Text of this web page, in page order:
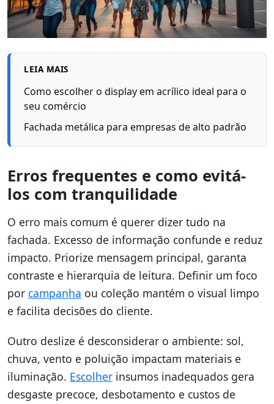
LEIA MAIS
Como escolher o display em acrílico ideal para o
seu comércio
Fachada metálica para empresas de alto padrão
Erros frequentes e como evitá-
los com tranquilidade
O erro mais comum é querer dizer tudo na
fachada. Excesso de informação confunde e reduz
impacto. Priorize mensagem principal, garanta
contraste e hierarquia de leitura. Definir um foco
por campanha ou coleção mantém o visual limpo
e facilita decisões do cliente.
Outro deslize é desconsiderar o ambiente: sol,
chuva, vento e poluição impactam materiais e
iluminação. Escolher insumos inadequados gera
desgaste precoce, desbotamento e custos de